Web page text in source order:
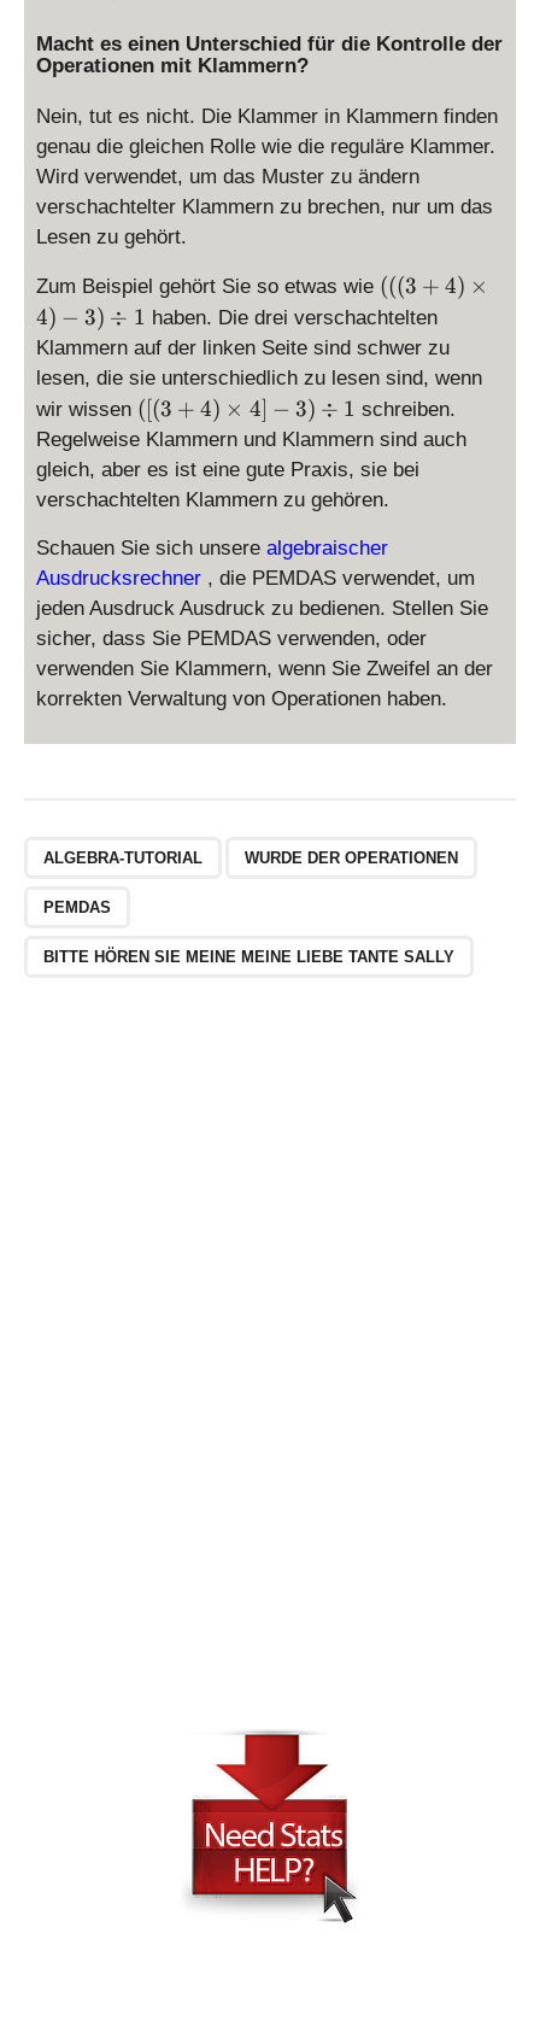
Macht es einen Unterschied für die Kontrolle der
Operationen mit Klammern?
Nein, tut es nicht. Die Klammer in Klammern finden
genau die gleichen Rolle wie die reguläre Klammer.
Wird verwendet, um das Muster zu ändern
verschachtelter Klammern zu brechen, nur um das
Lesen zu gehört.
Zum Beispiel gehört Sie so etwas wie ((
(
3
+
4
)
\
ti
m
4
)
3
\
di
(((3 + 4) ×
4) − 3) ÷ 1 haben. Die drei verschachtelten
Klammern auf der linken Seite sind schwer zu
lesen, die sie unterschiedlich zu lesen sind, wenn
wir wissen ([
(
3
+
4
)
ti
m
es
4]
-
)
1
([(3 + 4) × 4] − 3) ÷ 1 schreiben.
Regelweise Klammern und Klammern sind auch
gleich, aber es ist eine gute Praxis, sie bei
verschachtelten Klammern zu gehören.
Schauen Sie sich unsere algebraischer
Ausdrucksrechner , die PEMDAS verwendet, um
jeden Ausdruck Ausdruck zu bedienen. Stellen Sie
sicher, dass Sie PEMDAS verwenden, oder
verwenden Sie Klammern, wenn Sie Zweifel an der
korrekten Verwaltung von Operationen haben.
ALGEBRA-TUTORIAL WURDE DER OPERATIONEN
PEMDAS
BITTE HÖREN SIE MEINE MEINE LIEBE TANTE SALLY